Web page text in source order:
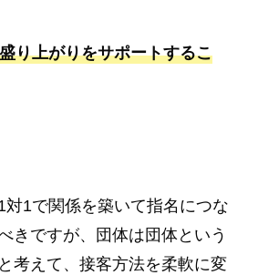
り上がりをサポートするこ
1で関係を築いて指名につな
きですが、団体は団体という
考えて、接客方法を柔軟に変